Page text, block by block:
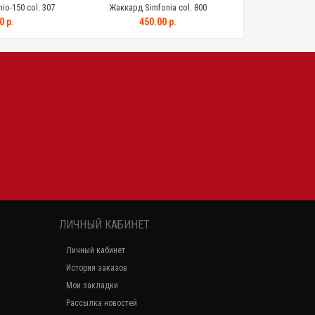
150 col. 307
р.
Жаккард Simfonia col. 800
450.00 р.
ЛИЧНЫЙ КАБИНЕТ
Личный кабинет
История заказов
Мои закладки
Рассылка новостей